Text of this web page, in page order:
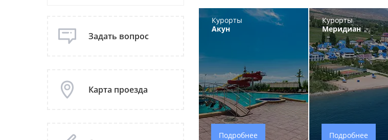
Задать вопрос
Карта проезда
Курорты
Акун
Подробнее
Курорты
Меридиан
Подробнее